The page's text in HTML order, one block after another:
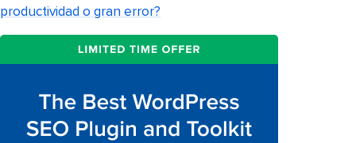
productividad o gran error?